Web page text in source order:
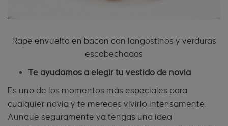
Rape envuelto en bacon con langostinos y verduras
escabechadas
Te ayudamos a elegir tu vestido de novia
Es uno de los momentos más especiales para
cualquier novia y te mereces vivirlo intensamente.
Aunque seguramente ya tengas una idea